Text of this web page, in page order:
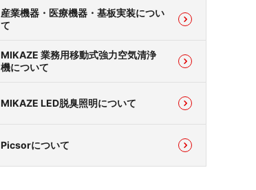
産業機器・医療機器・基板実装につい
て
MIKAZE 業務用移動式強力空気清浄
機について
MIKAZE LED脱臭照明について
Picsorについて